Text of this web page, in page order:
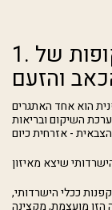
1. מהן הדינמיקות השקופות של
והזעם
הוא אחד האתגרים
השיקום ובריאות
ככלי הישרדותי,